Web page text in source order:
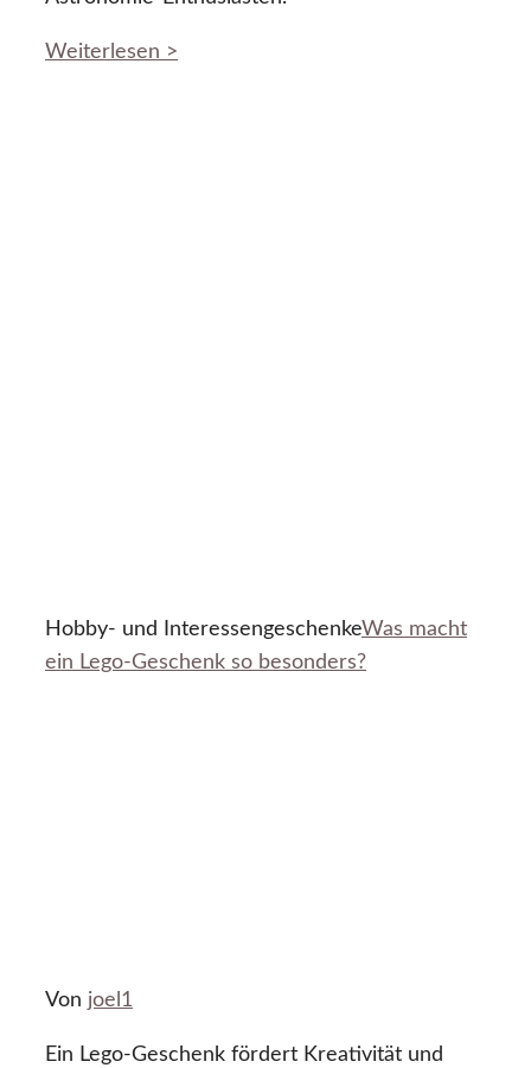
Weiterlesen >
Hobby- und InteressengeschenkeWas macht
ein Lego-Geschenk so besonders?
Von joel1
Ein Lego-Geschenk fördert Kreativität und